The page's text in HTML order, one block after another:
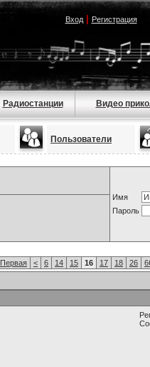
Вход| Регистрация
Радиостанции Видео
Пользователи
Имя
Пароль
Первая < 6 14 15 16 17 18 26